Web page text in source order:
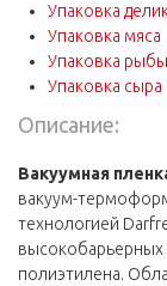
Упаковка
Упаковка мяса
Упаковка рыбы
Упаковка сыра
Описание:
Вакуумная
вакуум-
технологией
высокобарьерных
полиэтилена.